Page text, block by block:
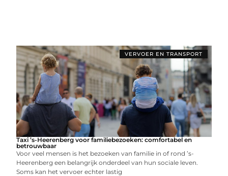
VERVOER EN TRANSPORT
Taxi ’s-Heerenberg voor familiebezoeken: comfortabel en
betrouwbaar
Voor veel mensen is het bezoeken van familie in of rond ’s-
Heerenberg een belangrijk onderdeel van hun sociale leven.
Soms kan het vervoer echter lastig